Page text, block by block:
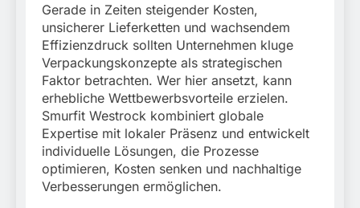
Gerade in Zeiten steigender Kosten,
unsicherer Lieferketten und wachsendem
Effizienzdruck sollten Unternehmen kluge
Verpackungskonzepte als strategischen
Faktor betrachten. Wer hier ansetzt, kann
erhebliche Wettbewerbsvorteile erzielen.
Smurfit Westrock kombiniert globale
Expertise mit lokaler Präsenz und entwickelt
individuelle Lösungen, die Prozesse
optimieren, Kosten senken und nachhaltige
Verbesserungen ermöglichen.